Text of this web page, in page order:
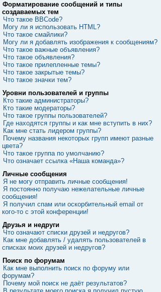
Форматирование сообщений и типы
создаваемых тем
Что такое BBCode?
Могу ли я использовать HTML?
Что такое смайлики?
Могу ли я добавлять изображения к сообщениям?
Что такое важные объявления?
Что такое объявления?
Что такое прилепленные темы?
Что такое закрытые темы?
Что такое значки тем?
Уровни пользователей и группы
Кто такие администраторы?
Кто такие модераторы?
Что такое группы пользователей?
Где находятся группы и как мне вступить в них?
Как мне стать лидером группы?
Почему названия некоторых групп имеют разные
цвета?
Что такое группа по умолчанию?
Что означает ссылка «Наша команда»?
Личные сообщения
Я не могу отправить личные сообщения!
Я постоянно получаю нежелательные личные
сообщения!
Я получил спам или оскорбительный email от
кого-то с этой конференции!
Друзья и недруги
Что означают списки друзей и недругов?
Как мне добавлять / удалять пользователей в
списках моих друзей и недругов?
Поиск по форумам
Как мне выполнить поиск по форуму или
форумам?
Почему мой поиск не даёт результатов?